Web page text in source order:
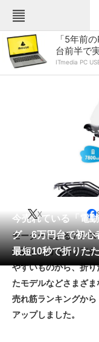
Fav-Logカテゴリー
TOP
インテリア・収納
パソコン・タブレット
ペット
工具・DIY
生活家電
空調・季節家電
腕時計
「5年前
台前半で
ITmedia PC
今売れている「電
グ 6万円台で初心
最短10秒で折りた
X
モーターによるアシ
転車」。カゴやリア
やすいものから、折
たモデルなどさまざ
売れ筋ランキングか
アップしました。